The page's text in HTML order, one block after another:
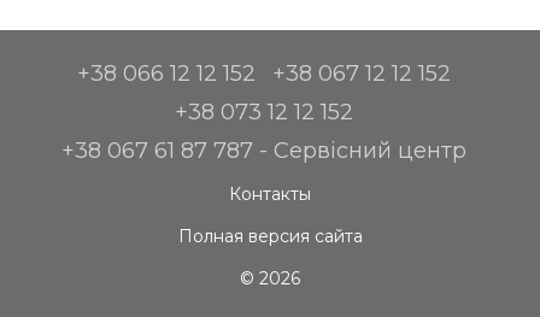
+38 066 12 12 152
+38 067 12 12 152
+38 073 12 12 152
+38 067 61 87 787 - Сервісний центр
Контакты
Полная версия сайта
© 2026